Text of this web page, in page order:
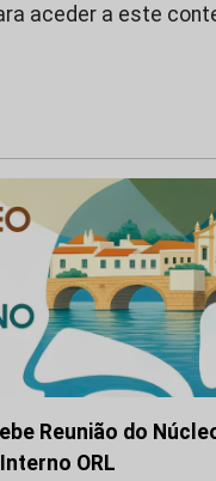
aceder a este
Reunião do
ORL